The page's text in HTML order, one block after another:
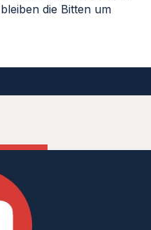
die Bitten um